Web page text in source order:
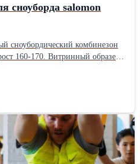
сноуборда salomon
сноубордический комбинезон
это объявление в
о появлении других размеров, о
ОЧЕНЬ редкий комбинезон, не
эконом сегмента,
вот этим", у него до сих пор
вещей в среднем бюджете
не производит, и уже